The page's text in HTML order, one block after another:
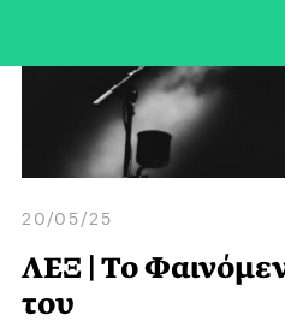
20/05/25
ΛΕΞ | Το
του